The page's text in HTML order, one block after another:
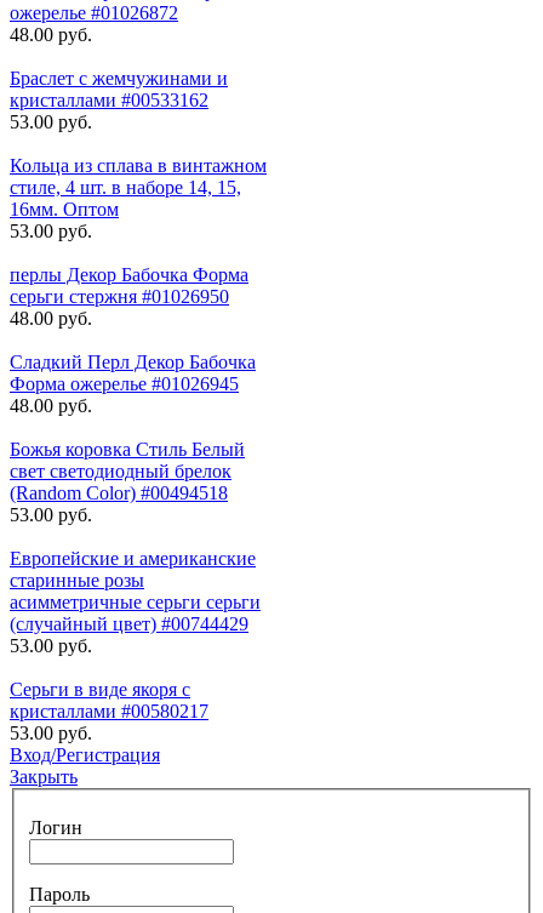
ожерелье #01026872
48.00 руб.
Браслет с жемчужинами и
кристаллами #00533162
53.00 руб.
Кольца из сплава в винтажном
стиле, 4 шт. в наборе 14, 15,
16мм. Оптом
53.00 руб.
перлы Декор Бабочка Форма
серьги стержня #01026950
48.00 руб.
Сладкий Перл Декор Бабочка
Форма ожерелье #01026945
48.00 руб.
Божья коровка Стиль Белый
свет светодиодный брелок
(Random Color) #00494518
53.00 руб.
Европейские и американские
старинные розы
асимметричные серьги серьги
(случайный цвет) #00744429
53.00 руб.
Серьги в виде якоря с
кристаллами #00580217
53.00 руб.
Вход/Регистрация
Закрыть
Логин
Пароль